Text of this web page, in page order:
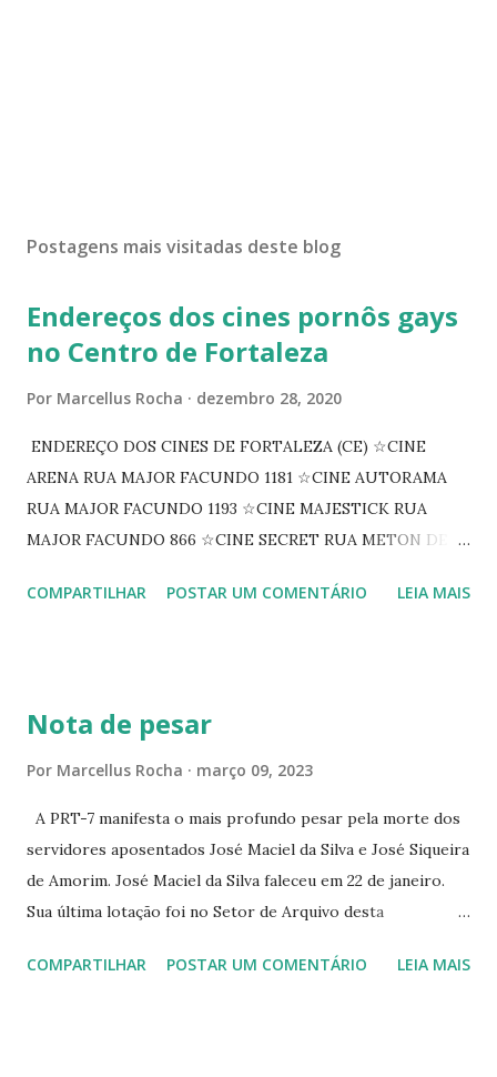
Postagens mais visitadas deste blog
Endereços dos cines pornôs gays
no Centro de Fortaleza
Por Marcellus Rocha dezembro 28, 2020
ENDEREÇO DOS CINES DE FORTALEZA (CE) ☆CINE
ARENA RUA MAJOR FACUNDO 1181 ☆CINE AUTORAMA
RUA MAJOR FACUNDO 1193 ☆CINE MAJESTICK RUA
MAJOR FACUNDO 866 ☆CINE SECRET RUA METON DE
PEIXOTO 1307 ☆CINE IRIS RUA FLORIANO PEIXOTO 1206
☆CINE VIP CLUBE RUA 24 DE MAIO 825 ☆CINE ECLIPSE
COMPARTILHAR POSTAR UM COMENTÁRIO LEIA MAIS
Nota de pesar
Por Marcellus Rocha março 09, 2023
A PRT-7 manifesta o mais profundo pesar pela morte dos
servidores aposentados José Maciel da Silva e José Siqueira
de Amorim. José Maciel da Silva faleceu em 22 de janeiro.
Sua última lotação foi no Setor de Arquivo desta
Siqueira Amorim faleceu em 28 de fevereiro e encerrou a
COMPARTILHAR POSTAR UM COMENTÁRIO LEIA MAIS